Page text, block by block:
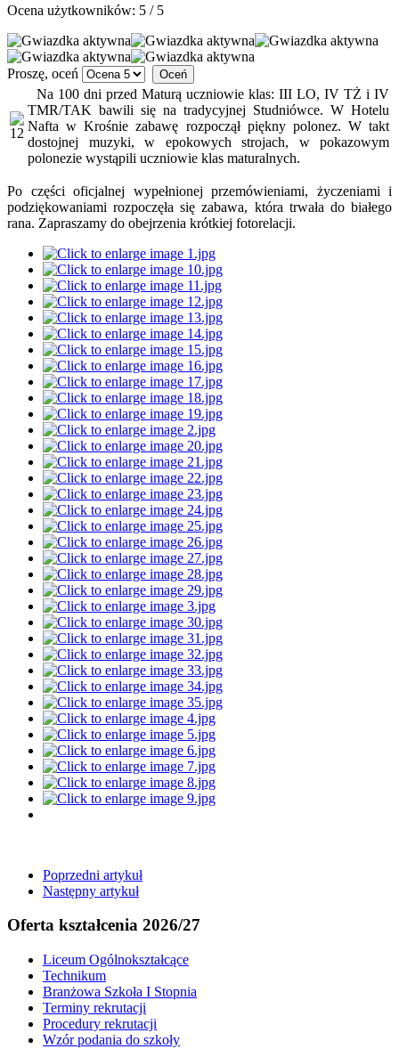
Ocena użytkowników: 5 / 5
Proszę, oceń
Na 100 dni przed Maturą uczniowie klas: III LO, IV TŻ i IV
TMR/TAK bawili się na tradycyjnej Studniówce. W Hotelu
Nafta w Krośnie zabawę rozpoczął piękny polonez. W takt
dostojnej muzyki, w epokowych strojach, w pokazowym
polonezie wystąpili uczniowie klas maturalnych.
Po części oficjalnej wypełnionej przemówieniami, życzeniami i
podziękowaniami rozpoczęła się zabawa, która trwała do białego
rana. Zapraszamy do obejrzenia krótkiej fotorelacji.
Poprzedni artykuł
Następny artykuł
Oferta kształcenia 2026/27
Liceum Ogólnokształcące
Technikum
Branżowa Szkoła I Stopnia
Terminy rekrutacji
Procedury rekrutacji
Wzór podania do szkoły